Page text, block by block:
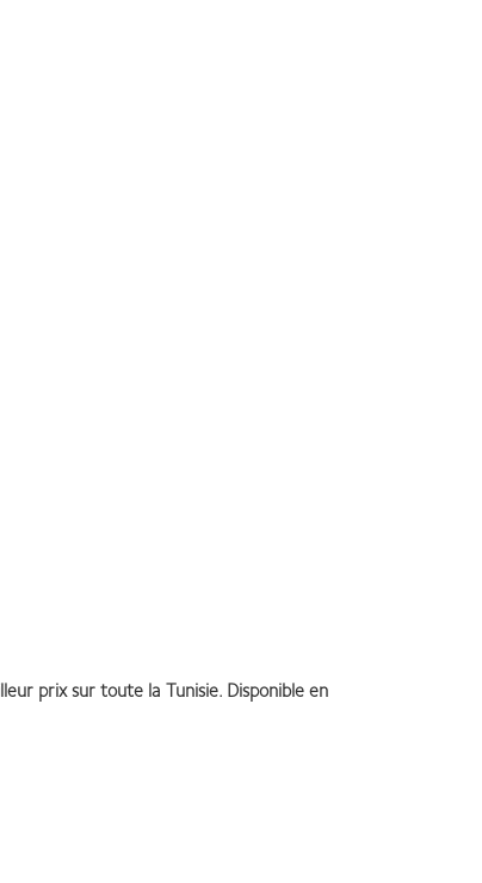
prix sur toute la Tunisie. Disponible en